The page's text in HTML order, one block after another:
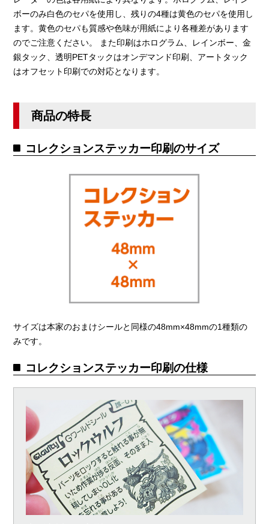
ボーのみ白色のセパを使用し、残りの4種は黄色のセパを使用し
ます。黄色のセパも質感や色味が用紙により各種差があります
のでご注意ください。 また印刷はホログラム、レインボー、金
銀タック、透明PETタックはオンデマンド印刷、アートタック
はオフセット印刷での対応となります。
商品の特長
コレクションステッカー印刷のサイズ
サイズは本家のおまけシールと同様の48mm×48mmの1種類の
みです。
コレクションステッカー印刷の仕様